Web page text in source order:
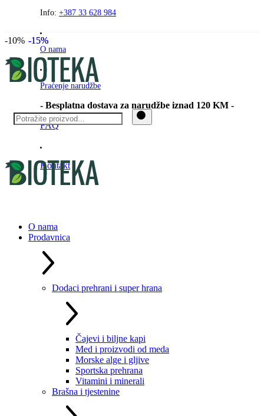
PreskočiteInfo: +387 33 628 984
O nama
Praćenje narudžbe
- Besplatna dostava za narudžbe iznad 120 KM -
FAQ
Kontakt
O nama
Prodavnica
Dodaci prehrani i super hrana
Čajevi i biljne kapi
Med i proizvodi od meda
Morske alge i gljive
Sportska prehrana
Vitamini i minerali
Brašna i tjestenine
-10% -15%
-15%